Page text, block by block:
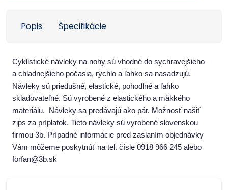
Popis Špecifikácie
Cyklistické návleky na nohy sú vhodné do sychravejšieho
a chladnejšieho počasia, rýchlo a ľahko sa nasadzujú.
Návleky sú priedušné, elastické, pohodlné a ľahko
skladovateľné. Sú vyrobené z elastického a mäkkého
materiálu. Návleky sa predávajú ako pár. Možnosť našiť
zips za príplatok. Tieto návleky sú vyrobené slovenskou
firmou 3b. Prípadné informácie pred zaslaním objednávky
Vám môžeme poskytnúť na tel. čísle 0918 966 245 alebo
forfan@3b.sk